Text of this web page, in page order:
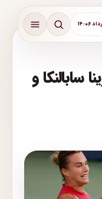
زنان 2025| آرینا سابالنکا و